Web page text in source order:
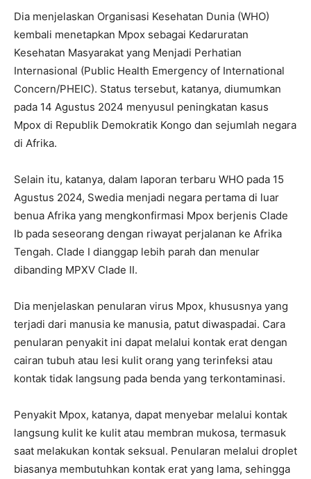
Dia menjelaskan Organisasi Kesehatan Dunia (WHO)
kembali menetapkan Mpox sebagai Kedaruratan
Kesehatan Masyarakat yang Menjadi Perhatian
Internasional (Public Health Emergency of International
Concern/PHEIC). Status tersebut, katanya, diumumkan
pada 14 Agustus 2024 menyusul peningkatan kasus
Mpox di Republik Demokratik Kongo dan sejumlah negara
di Afrika.
Selain itu, katanya, dalam laporan terbaru WHO pada 15
Agustus 2024, Swedia menjadi negara pertama di luar
benua Afrika yang mengkonfirmasi Mpox berjenis Clade
Ib pada seseorang dengan riwayat perjalanan ke Afrika
Tengah. Clade I dianggap lebih parah dan menular
dibanding MPXV Clade II.
Dia menjelaskan penularan virus Mpox, khususnya yang
terjadi dari manusia ke manusia, patut diwaspadai. Cara
penularan penyakit ini dapat melalui kontak erat dengan
cairan tubuh atau lesi kulit orang yang terinfeksi atau
kontak tidak langsung pada benda yang terkontaminasi.
Penyakit Mpox, katanya, dapat menyebar melalui kontak
langsung kulit ke kulit atau membran mukosa, termasuk
saat melakukan kontak seksual. Penularan melalui droplet
biasanya membutuhkan kontak erat yang lama, sehingga